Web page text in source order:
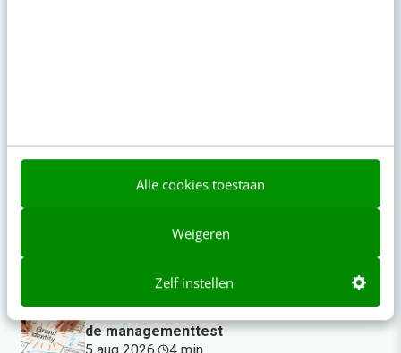
Alle cookies toestaan
Weigeren
Zelf instellen
door” [podcast]
·
is [stappenplan]
Denk je dat je positionering helder is? Doe
de managementtest